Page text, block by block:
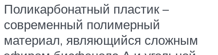
Поликарбонатный пластик –
современный полимерный
материал, являющийся сложным